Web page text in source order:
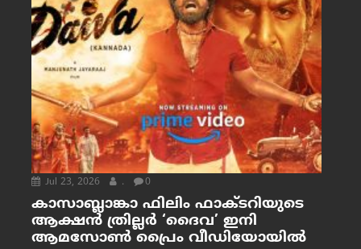
Jul 23, 2026 . 0
കാസാബ്ലാങ്കാ ഫിലിം ഫാക്ടറിയുടെ
ആക്ഷൻ ത്രില്ലർ ‘ദൈവ’ ഇനി
ആമസോൺ പ്രൈം വീഡിയോയിൽ